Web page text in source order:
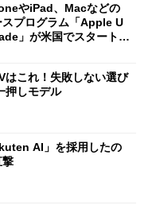
やiPad、Macなどの
スプログラム「Apple U
」が米国でスタート／
明...
はこれ！失敗しない選び
押しモデル
AI」を採用したの